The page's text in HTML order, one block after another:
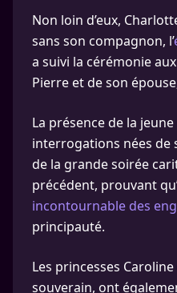
Non loin d’eux,
sans son compagnon, l’
a suivi la cérémonie
Pierre et de son
La présence de la
interrogations nées de
de la grande soirée
précédent, prouvant
incontournable des
principauté.
Les princesses
souverain, ont